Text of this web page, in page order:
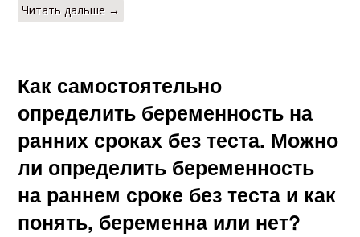
Читать дальше →
Как самостоятельно
определить беременность на
ранних сроках без теста. Можно
ли определить беременность
на раннем сроке без теста и как
понять, беременна или нет?